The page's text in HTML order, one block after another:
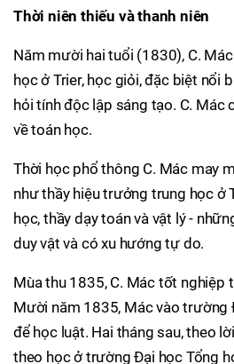
Thời niên thiếu và thanh niên
Năm mười hai tuổi (1830), C.
học ở Trier, học giỏi, đặc biệt nổi
hỏi tính độc lập sáng tạo. C. Mác
về toán học.
Thời học phổ thông C. Mác may
như thầy hiệu trưởng trung học ở
học, thầy dạy toán và vật lý -
duy vật và có xu hướng tự do.
Mùa thu 1835, C. Mác tốt nghiệp
Mười năm 1835, Mác vào trường
để học luật. Hai tháng sau, theo
theo học ở trường Đại học Tổng